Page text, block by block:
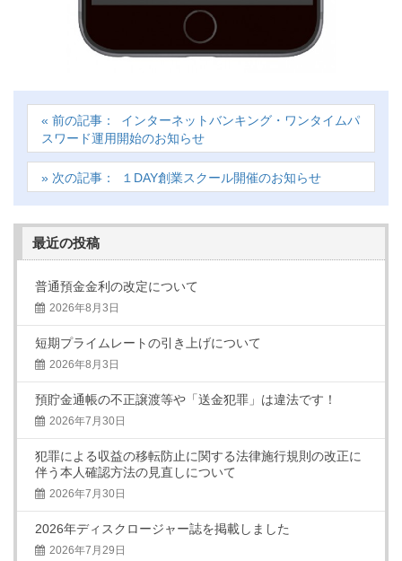
インターネットバンキング・ワンタイムパ
スワード運用開始のお知らせ
１DAY創業スクール開催のお知らせ
最近の投稿
普通預金金利の改定について
2026年8月3日
短期プライムレートの引き上げについて
2026年8月3日
預貯金通帳の不正譲渡等や「送金犯罪」は違法です！
2026年7月30日
犯罪による収益の移転防止に関する法律施行規則の改正に
伴う本人確認方法の見直しについて
2026年7月30日
2026年ディスクロージャー誌を掲載しました
2026年7月29日